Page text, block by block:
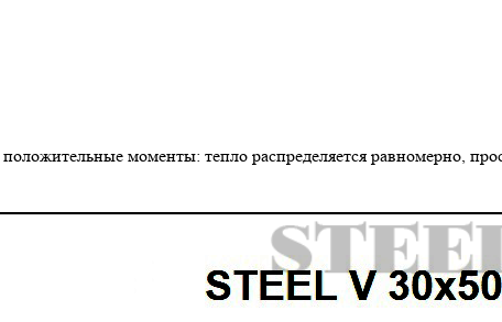
моменты: тепло распределяется равномерно,